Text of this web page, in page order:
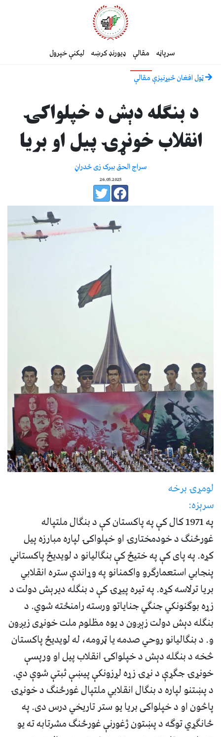
سرپاڼه مقالې ډیورنډ کرښه لیکنې خپرول
ټول افغان څیړنیزې مقالې
د بنګله دېش د خپلواکۍ
انقلاب خونړۍ پیل او بریا
سراج الحق ببرک زی ځدراڼ
26.05.2025
لومړۍ برخه
سرېزه:
په 1971 کال کې په پاکستان کې د بنګال ملتپاله
غورځنګ د خودمختارۍ او خپلواکۍ لپاره مبارزه پیل
کړه. په پای کې په ختیځ کې بنګالیانو د لویدیځ پاکستاني
پنجابي استعمارګرو واکمنانو په وړاندې ستره انقلابي
بریا ترلاسه کړه. په تیره پیړۍ کې د بنګله دیرېش دولت د
زړه بوګنونکي جنګي جنایاتو ورسته رامنځته شوي. د
بنګله دېش دولت زېږون د یوه مظلوم ملت خونړی زیږون
و. د بنګاليانو روحي صدمه یا ټرومه، له لویدیځ پاکستان
څخه د بنګله دېش د خپلواکۍ انقلاب پیل او ورپسې
خونړۍ جګړې د نړۍ زړه لړزونکې پیښې ثبتې شوې دي.
د پښتنو لپاره د بنګال انقلابي ملتپال غورځنګ د خونړۍ
پاڅون او د خپلواکی بریا یو ستر تاریخي درس دی. په
ځانګړي توګه د پښتون ژغورنې غورځنګ مشرتابه ته یو